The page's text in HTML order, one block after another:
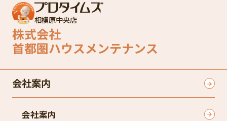
相模原中央店
株式会社
首都圏ハウスメンテナンス
会社案内
会社案内